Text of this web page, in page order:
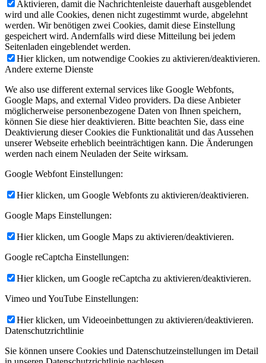
Aktivieren, damit die Nachrichtenleiste dauerhaft ausgeblendet
wird und alle Cookies, denen nicht zugestimmt wurde, abgelehnt
werden. Wir benötigen zwei Cookies, damit diese Einstellung
gespeichert wird. Andernfalls wird diese Mitteilung bei jedem
Seitenladen eingeblendet werden.
Hier klicken, um notwendige Cookies zu aktivieren/deaktivieren.
Andere externe Dienste
We also use different external services like Google Webfonts,
Google Maps, and external Video providers. Da diese Anbieter
möglicherweise personenbezogene Daten von Ihnen speichern,
können Sie diese hier deaktivieren. Bitte beachten Sie, dass eine
Deaktivierung dieser Cookies die Funktionalität und das Aussehen
unserer Webseite erheblich beeinträchtigen kann. Die Änderungen
werden nach einem Neuladen der Seite wirksam.
Google Webfont Einstellungen:
Hier klicken, um Google Webfonts zu aktivieren/deaktivieren.
Google Maps Einstellungen:
Hier klicken, um Google Maps zu aktivieren/deaktivieren.
Google reCaptcha Einstellungen:
Hier klicken, um Google reCaptcha zu aktivieren/deaktivieren.
Vimeo und YouTube Einstellungen:
Hier klicken, um Videoeinbettungen zu aktivieren/deaktivieren.
Datenschutzrichtlinie
Sie können unsere Cookies und Datenschutzeinstellungen im Detail